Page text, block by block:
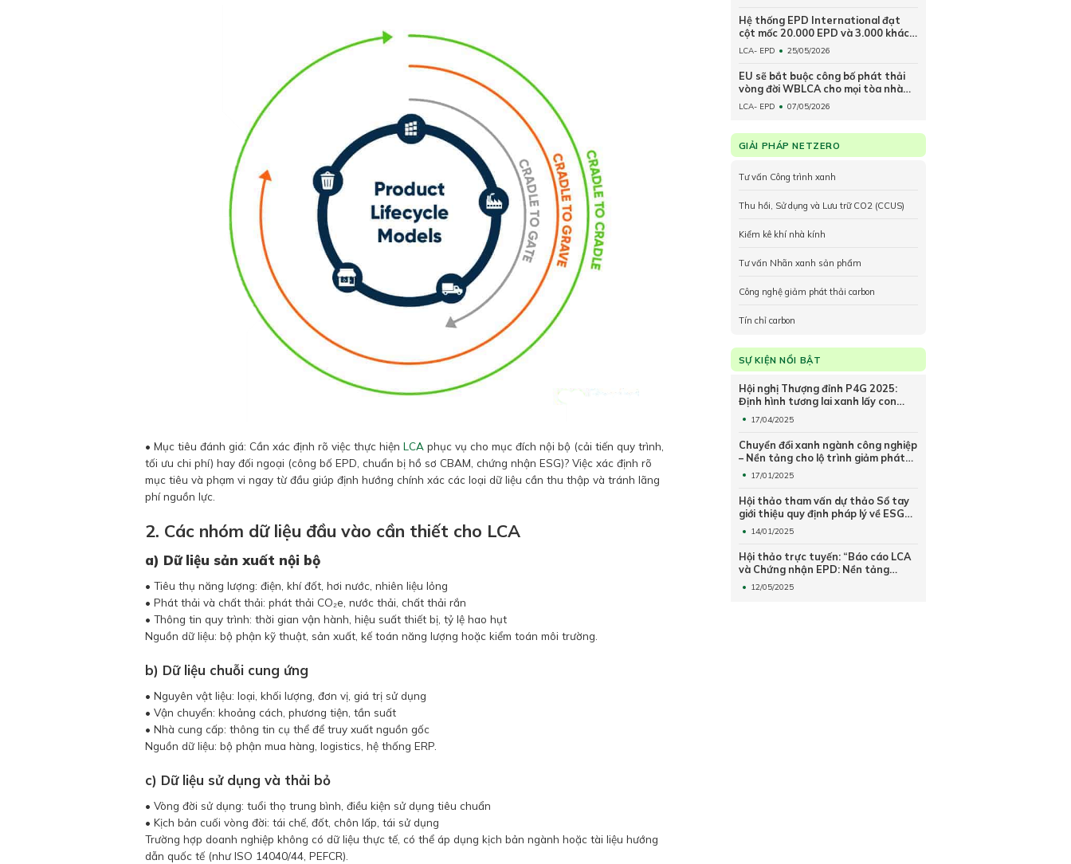
• Mục tiêu đánh giá: Cần xác định rõ việc thực hiện LCA phục vụ cho mục đích nội bộ (cải tiến quy trình,
tối ưu chi phí) hay đối ngoại (công bố EPD, chuẩn bị hồ sơ CBAM, chứng nhận ESG)? Việc xác định rõ
mục tiêu và phạm vi ngay từ đầu giúp định hướng chính xác các loại dữ liệu cần thu thập và tránh lãng
phí nguồn lực.
2. Các nhóm dữ liệu đầu vào cần thiết cho LCA
a) Dữ liệu sản xuất nội bộ
• Tiêu thụ năng lượng: điện, khí đốt, hơi nước, nhiên liệu lỏng
• Phát thải và chất thải: phát thải CO₂e, nước thải, chất thải rắn
• Thông tin quy trình: thời gian vận hành, hiệu suất thiết bị, tỷ lệ hao hụt
Nguồn dữ liệu: bộ phận kỹ thuật, sản xuất, kế toán năng lượng hoặc kiểm toán môi trường.
b) Dữ liệu chuỗi cung ứng
• Nguyên vật liệu: loại, khối lượng, đơn vị, giá trị sử dụng
• Vận chuyển: khoảng cách, phương tiện, tần suất
• Nhà cung cấp: thông tin cụ thể để truy xuất nguồn gốc
Nguồn dữ liệu: bộ phận mua hàng, logistics, hệ thống ERP.
c) Dữ liệu sử dụng và thải bỏ
• Vòng đời sử dụng: tuổi thọ trung bình, điều kiện sử dụng tiêu chuẩn
• Kịch bản cuối vòng đời: tái chế, đốt, chôn lấp, tái sử dụng
Trường hợp doanh nghiệp không có dữ liệu thực tế, có thể áp dụng kịch bản ngành hoặc tài liệu hướng
dẫn quốc tế (như ISO 14040/44, PEFCR).
Hệ thống EPD International đạt
cột mốc 20.000 EPD và 3.000 khách
hàng trên toàn cầu
LCA- EPD 25/05/2026
EU sẽ bắt buộc công bố phát thải
vòng đời WBLCA cho mọi tòa nhà
mới từ năm 2030
LCA- EPD 07/05/2026
GIẢI PHÁP NETZERO
Tư vấn Công trình xanh
Thu hồi, Sử dụng và Lưu trữ CO2 (CCUS)
Kiểm kê khí nhà kính
Tư vấn Nhãn xanh sản phẩm
Công nghệ giảm phát thải carbon
Tín chỉ carbon
SỰ KIỆN NỔI BẬT
Hội nghị Thượng đỉnh P4G 2025:
Định hình tương lai xanh lấy con
người làm trung tâm
17/04/2025
Chuyển đổi xanh ngành công nghiệp
– Nền tảng cho lộ trình giảm phát
thải khí nhà kính
17/01/2025
Hội thảo tham vấn dự thảo Sổ tay
giới thiệu quy định pháp lý về ESG
năm 2024 và Báo cáo đánh giá mức
độ thực hành ESG trong doanh
nghiệp
14/01/2025
Hội thảo trực tuyến: “Báo cáo LCA
và Chứng nhận EPD: Nền tảng
hướng tới sản xuất xanh và phát
triển bền vững”
12/05/2025